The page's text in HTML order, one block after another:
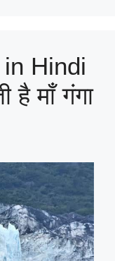
Hindi
है माँ गंगा